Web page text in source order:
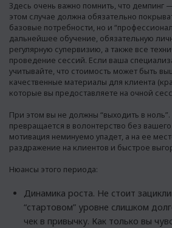
Здесь очень важно помнить, что демпинг
этом случае должна обязательно
базовые потребности, но и
дальнейшее обучение, обязательную
регулярную супервизию, а также все
проведение сессий. Если ваша
учитывайте, что стоимость может быть
качественные материалы для клиента
которые вы предоставляете на очной
При этом вы не должны “выходить в
превращается в волонтерство без
мотивация неминуемо упадет, а на ее
раздражение на клиентов и быстрое
Нюансы этого периода:
Динамика роста. Не стоит
“стартовом” уровне слишком
чек в привычку. Как только вы